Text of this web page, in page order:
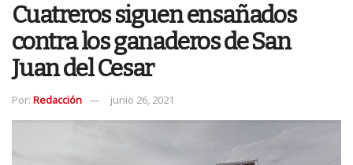
Cuatreros siguen ensañados
contra los ganaderos de San
Juan del Cesar
Por: Redacción junio 26, 2021